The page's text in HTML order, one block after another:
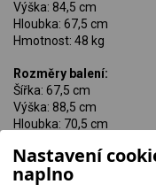
Výška: 84,5 cm
Hloubka: 67,5 cm
Hmotnost: 48 kg
Rozměry balení:
Šířka: 67,5 cm
Výška: 88,5 cm
Hloubka: 70,5 cm
Nastavení
naplno